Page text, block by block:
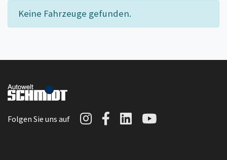
Keine Fahrzeuge gefunden.
Folgen Sie uns auf Autowelt Schmidt auf
Autowelt Schmidt
AutoweltAutowelt